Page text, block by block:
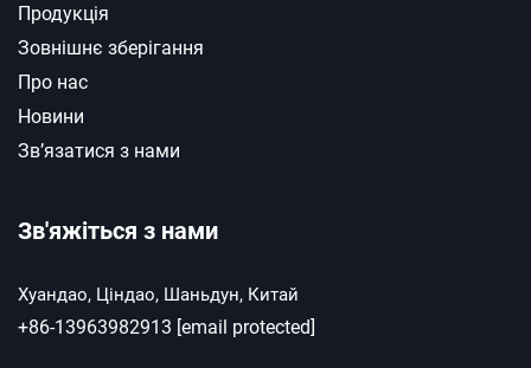
Продукція
Зовнішнє зберігання
Про нас
Новини
Зв’язатися з нами
Зв'яжіться з нами
Хуандао, Ціндао, Шаньдун, Китай
+86-13963982913 [email protected]